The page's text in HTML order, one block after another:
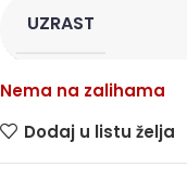
UZRAST
Nema na zalihama
Dodaj u listu želja